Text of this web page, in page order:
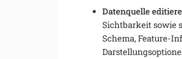
Datenquelle
Sichtbarkeit sowie
Schema, Feature-